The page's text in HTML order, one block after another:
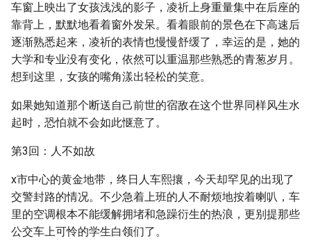
车窗上映出了女孩浅浅的影子，凌祈上身重量集中在后座的
靠背上，默默地看着窗外发呆。看着眼前的景色在下高速后
逐渐熟悉起来，凌祈的表情也慢慢舒缓了，幸运的是，她的
大学和专业没有变化，依然可以重温那些熟悉的青葱岁月。
想到这里，女孩的嘴角漾出轻松的笑意。
如果她知道那个断送自己前世的宿敌在这个世界同样风生水
起时，恐怕就不会如此惬意了。
第3回：人不如故
x市中心的黄金地带，终日人车熙攘，今天却罕见的出现了
交警封路的情况。不少急着上班的人不耐烦地按着喇叭，车
里的空调根本不能缓解拥堵和急躁衍生的热浪，更别提那些
公交车上可怜的学生白领们了。